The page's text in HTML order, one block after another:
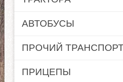
АВТОБУСЫ
ПРОЧИЙ
ПРИЦЕПЫ